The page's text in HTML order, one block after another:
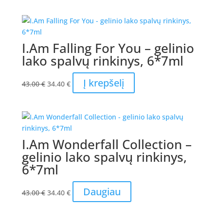
8.90 €.
7.12 €.
I.Am Falling For You – gelinio
lako spalvų rinkinys, 6*7ml
43.00€ Original
43.00 €.
34.40 €Current
price
34.40 €.
Į krepšelį
I.Am Wonderfall Collection –
gelinio lako spalvų rinkinys,
6*7ml
43.00€ Original
34.40 €Current
price
Daugiau